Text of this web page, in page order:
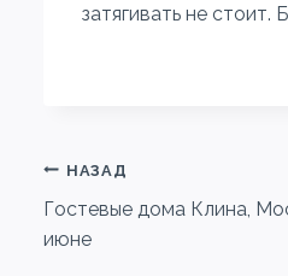
затягивать не стоит.
Навигация
по
НАЗАД
Гостевые дома Клина,
июне